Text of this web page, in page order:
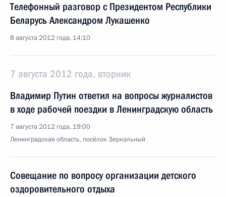
Телефонный разговор с Президентом Республики
Беларусь Александром Лукашенко
8 августа 2012 года, 14:10
7 августа 2012 года, вторник
Владимир Путин ответил на вопросы журналистов
в ходе рабочей поездки в Ленинградскую область
7 августа 2012 года, 19:00
Ленинградская область, посёлок Зеркальный
Совещание по вопросу организации детского
оздоровительного отдыха